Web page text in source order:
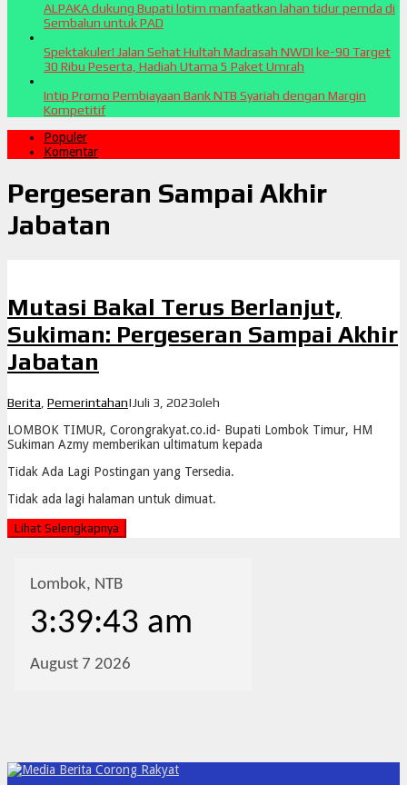
ALPAKA dukung Bupati lotim manfaatkan lahan tidur pemda di
Sembalun untuk PAD
Spektakuler! Jalan Sehat Hultah Madrasah NWDI ke-90 Target
30 Ribu Peserta, Hadiah Utama 5 Paket Umrah
Intip Promo Pembiayaan Bank NTB Syariah dengan Margin
Kompetitif
Populer
Komentar
Pergeseran Sampai Akhir
Jabatan
Mutasi Bakal Terus Berlanjut,
Sukiman: Pergeseran Sampai Akhir
Jabatan
Berita Pemerintahan| Juli 3, 2023oleh
LOMBOK TIMUR, Corongrakyat.co.id- Bupati Lombok Timur, HM
Sukiman Azmy memberikan ultimatum kepada
Tidak Ada Lagi Postingan yang Tersedia.
Tidak ada lagi halaman untuk dimuat.
Lihat Selengkapnya